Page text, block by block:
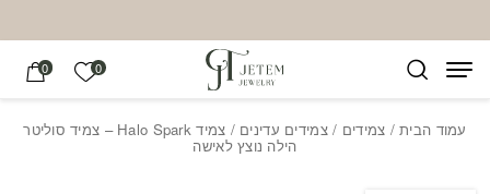
0 הרשימה
0
עמוד הבית/ צמידים /צמידים עדינים / צמיד Halo Spark – צמיד סוליטר
הילה נוצץ לאישה